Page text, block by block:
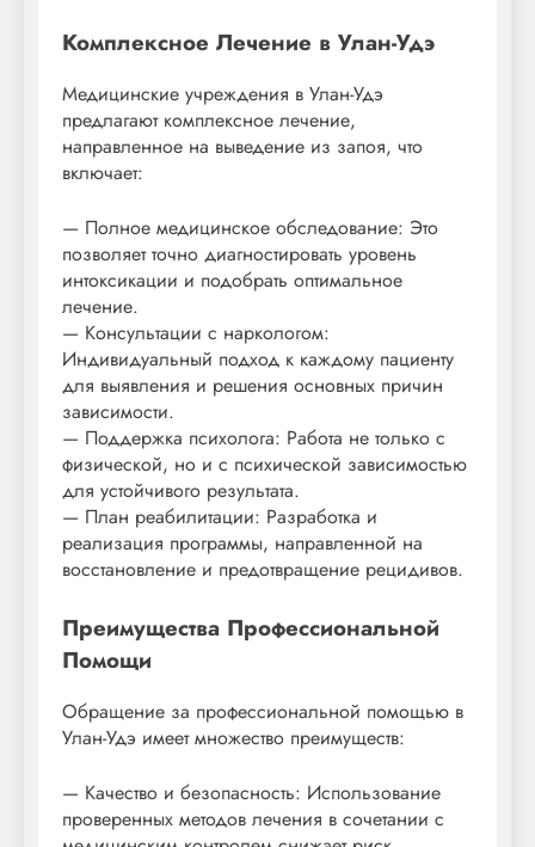
Комплексное Лечение в Улан-Удэ
Медицинские учреждения в Улан-Удэ
предлагают комплексное лечение,
направленное на выведение из запоя, что
включает:
— Полное медицинское обследование: Это
позволяет точно диагностировать уровень
интоксикации и подобрать оптимальное
лечение.
— Консультации с наркологом:
Индивидуальный подход к каждому пациенту
для выявления и решения основных причин
зависимости.
— Поддержка психолога: Работа не только с
физической, но и с психической зависимостью
для устойчивого результата.
— План реабилитации: Разработка и
реализация программы, направленной на
восстановление и предотвращение рецидивов.
Преимущества Профессиональной
Помощи
Обращение за профессиональной помощью в
Улан-Удэ имеет множество преимуществ:
— Качество и безопасность: Использование
проверенных методов лечения в сочетании с